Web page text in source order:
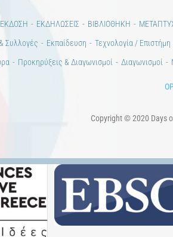
ΕΚΔΗΛΩΣΕΙΣ ΒΙΒΛΙΟΘΗΚΗ
Συλλογές Εκπαίδευση Τεχνολογία / Επιστήμη
Προκηρύξεις & Διαγωνισμοί Διαγωνισμοί
Copyright © 2020 Days